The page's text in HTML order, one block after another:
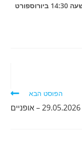
ניתן לצפות במירוץ החל מהשעה 14:30 ביורוספורט
הפוסט הבא